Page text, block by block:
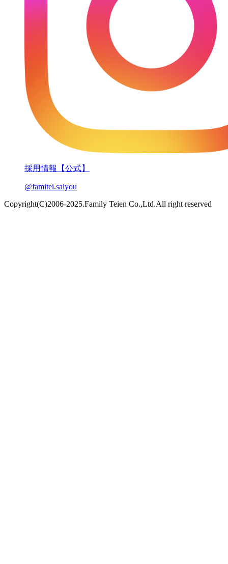
採用情報【公式】
@famitei.saiyou
Copyright(C)2006-2025.Family Teien Co.,Ltd.All right reserved